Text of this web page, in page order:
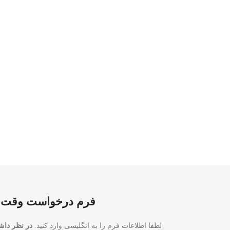
فرم درخواست وقت
لطفا اطلاعات فرم را به انگلیسی وارد کنید. در نظر